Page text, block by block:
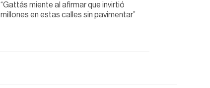
“Gattás miente al afirmar que invirtió
millones en estas calles sin pavimentar”